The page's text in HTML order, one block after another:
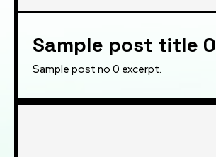
Sample post title 0
Sample post no 0 excerpt.